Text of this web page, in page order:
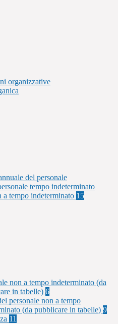
organizzative
del personale
tempo indeterminato
a tempo indeterminato 15
non a tempo indeterminato (da
in tabelle) 6
personale non a tempo
(da pubblicare in tabelle) 9
11